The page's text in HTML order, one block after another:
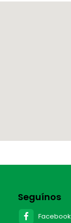
Seguínos
Facebook